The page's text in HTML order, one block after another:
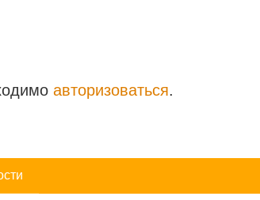
авторизоваться.